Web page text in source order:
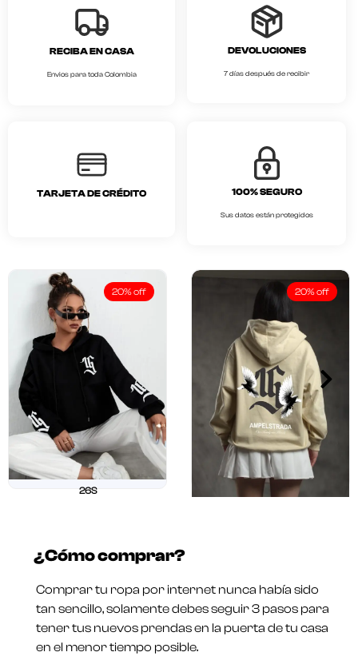
RECIBA EN CASA
Envios para toda Colombia
DEVOLUCIONES
7 días después de recibir
TARJETA DE CRÉDITO 100% SEGURO
Sus datos están protegidos
20% off
26S
en
0
20% off
de
5
¿Cómo comprar?
Comprar tu ropa por internet nunca había sido
tan sencillo, solamente debes seguir 3 pasos para
tener tus nuevos prendas en la puerta de tu casa
en el menor tiempo posible.